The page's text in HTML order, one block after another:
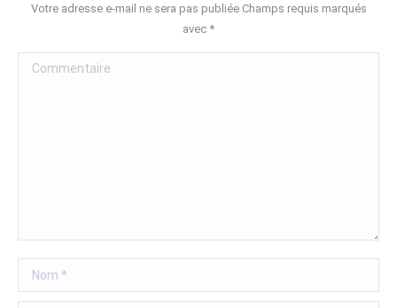
Votre adresse e-mail ne sera pas publiée Champs requis marqués
avec *
Commentaire
Nom *